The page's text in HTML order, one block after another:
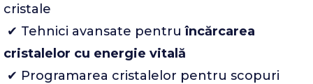
cristale
✔ Tehnici avansate pentruîncărcarea
cristalelor cu energie vitală
✔ Programarea cristalelor pentru scopuri